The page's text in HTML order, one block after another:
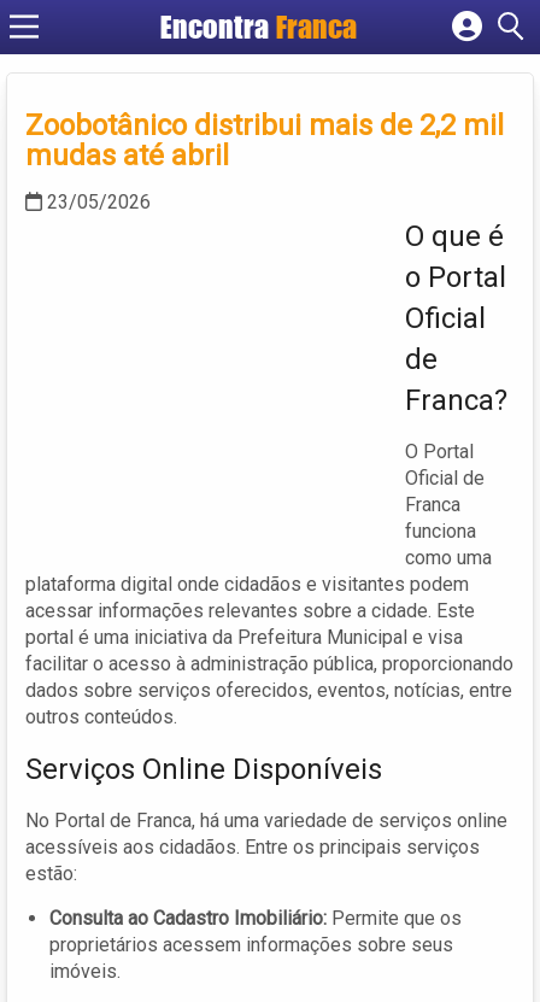
Encontra Franca
Cadastrar empresa
Criar conta
Zoobotânico distribui mais de 2,2 mil
mudas até abril
23/05/2026
O que é
o Portal
Oficial
de
Franca?
O Portal
Oficial de
Franca
funciona
como uma
plataforma digital onde cidadãos e visitantes podem
acessar informações relevantes sobre a cidade. Este
portal é uma iniciativa da Prefeitura Municipal e visa
facilitar o acesso à administração pública, proporcionando
dados sobre serviços oferecidos, eventos, notícias, entre
outros conteúdos.
Serviços Online Disponíveis
No Portal de Franca, há uma variedade de serviços online
acessíveis aos cidadãos. Entre os principais serviços
estão:
Consulta ao Cadastro Imobiliário: Permite que os
proprietários acessem informações sobre seus
imóveis.